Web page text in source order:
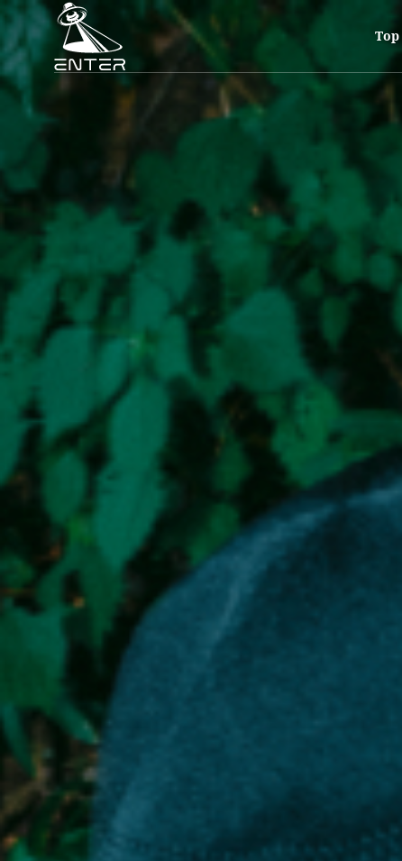
Top
ボーダーレスなダンスミュージックを主軸に、様々なジャンル
Vol.3となる今回は主宰を務めるYOSUKEが福岡から東京へ拠点を移
ラインナップにはSkaai、chomo、kengotaki、MoEPiKA、uin、青
の一夜をお見逃しなく。
また、先着で会場限定のYOSUKE DJミックス付きRAGAステッカー
彼らが放つRAGA VIBESを是非現場で体感して欲しい。